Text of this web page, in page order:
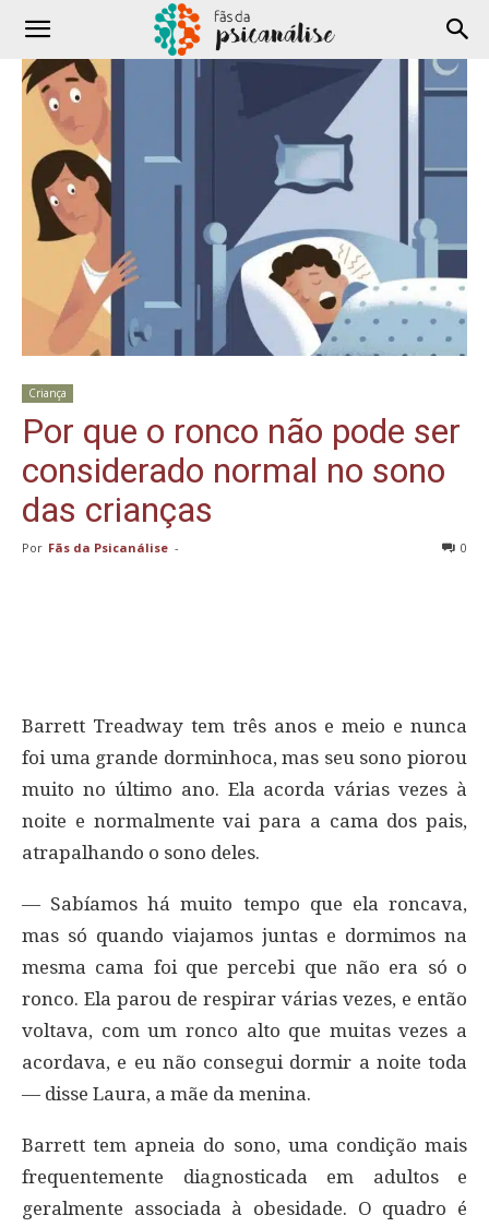
Criança
Por que o ronco não pode ser
considerado normal no sono
das crianças
Por Fãs da Psicanálise - 0
Barrett Treadway tem três anos e meio e nunca
foi uma grande dorminhoca, mas seu sono piorou
muito no último ano. Ela acorda várias vezes à
noite e normalmente vai para a cama dos pais,
atrapalhando o sono deles.
— Sabíamos há muito tempo que ela roncava,
mas só quando viajamos juntas e dormimos na
mesma cama foi que percebi que não era só o
ronco. Ela parou de respirar várias vezes, e então
voltava, com um ronco alto que muitas vezes a
acordava, e eu não consegui dormir a noite toda
— disse Laura, a mãe da menina.
Barrett tem apneia do sono, uma condição mais
frequentemente diagnosticada em adultos e
geralmente associada à obesidade. O quadro é